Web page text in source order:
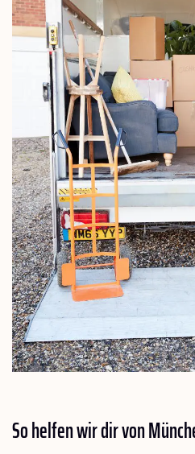
So helfen wir dir von